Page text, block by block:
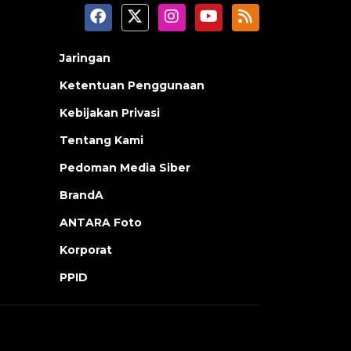
Jaringan
Ketentuan Penggunaan
Kebijakan Privasi
Tentang Kami
Pedoman Media Siber
BrandA
ANTARA Foto
Korporat
PPID